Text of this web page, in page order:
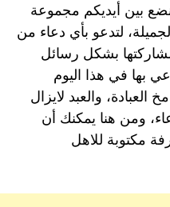
بين أيديكم مجموعة
لتدعو بأي دعاء من
بشكل رسائل
بها في هذا اليوم
العبادة، والعبد لايزال
ومن هنا يمكنك أن
مكتوبة للاهل